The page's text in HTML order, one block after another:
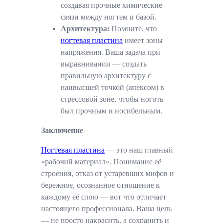
создавая прочные химические
связи между ногтем и базой.
Архитектура: Помните, что
ногтевая пластина имеет зоны
напряжения. Ваша задача при
выравнивании — создать
правильную архитектуру с
наивысшей точкой (апексом) в
стрессовой зоне, чтобы ноготь
был прочным и носибельным.
Заключение
Ногтевая пластина — это наш главный
«рабочий материал». Понимание её
строения, отказ от устаревших мифов и
бережное, осознанное отношение к
каждому её слою — вот что отличает
настоящего профессионала. Ваша цель
— не просто накрасить, а сохранить и